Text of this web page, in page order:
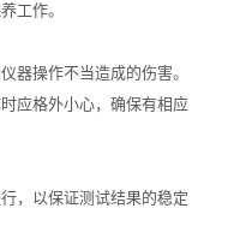
工作。
操作不当造成的伤害。
应格外小心，确保有相应
，以保证测试结果的稳定